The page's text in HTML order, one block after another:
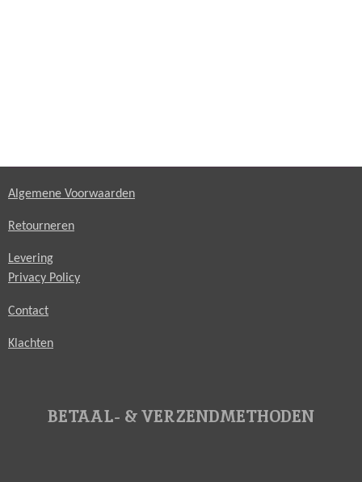
Algemene Voorwaarden
Retourneren
Levering
Privacy Policy
Contact
Klachten
BETAAL- & VERZENDMETHODEN